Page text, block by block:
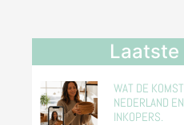
Laatste
WAT DE
NEDERLAND
INKOPERS.